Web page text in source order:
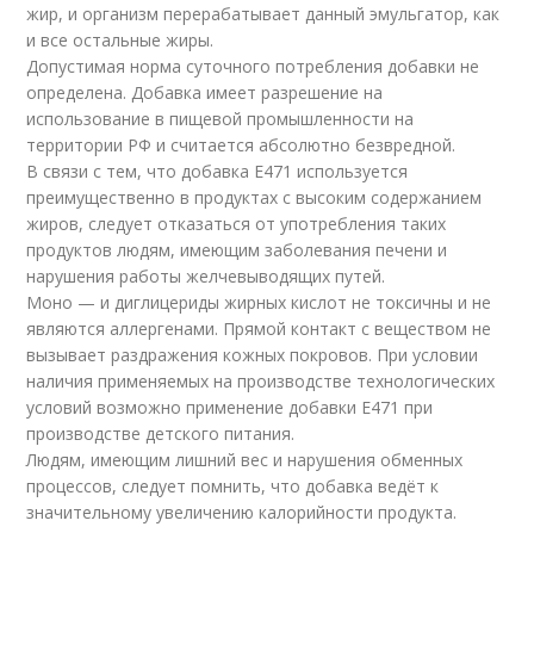
жир, и организм перерабатывает данный эмульгатор, как
и все остальные жиры.
Допустимая норма суточного потребления добавки не
определена. Добавка имеет разрешение на
использование в пищевой промышленности на
территории РФ и считается абсолютно безвредной.
В связи с тем, что добавка Е471 используется
преимущественно в продуктах с высоким содержанием
жиров, следует отказаться от употребления таких
продуктов людям, имеющим заболевания печени и
нарушения работы желчевыводящих путей.
Моно — и диглицериды жирных кислот не токсичны и не
являются аллергенами. Прямой контакт с веществом не
вызывает раздражения кожных покровов. При условии
наличия применяемых на производстве технологических
условий возможно применение добавки Е471 при
производстве детского питания.
Людям, имеющим лишний вес и нарушения обменных
процессов, следует помнить, что добавка ведёт к
значительному увеличению калорийности продукта.